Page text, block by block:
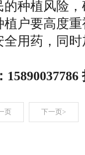
种植风险
户要高度
用药，同
页 下一页>